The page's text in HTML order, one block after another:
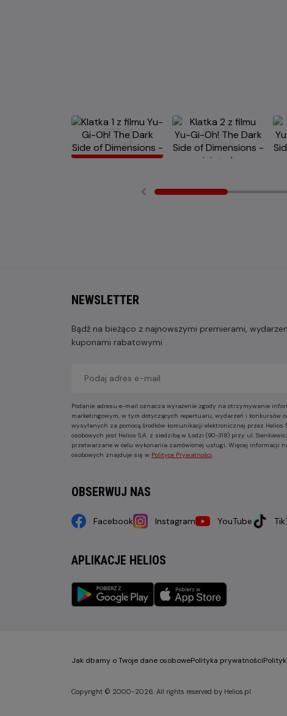
NEWSLETTER
Bądź na bieżąco z najnowszymi premierami,
kuponami rabatowymi
Podanie adresu e-mail oznacza wyrażenie zgody na otrzymywanie
marketingowym, w tym dotyczących repertuaru, wydarzeń i konkursów
wysyłanych za pomocą środków komunikacji elektronicznej przez Helios
osobowych jest Helios S.A. z siedzibą w Łodzi (90-318) przy ul.
przetwarzane w celu wykonania zamówionej usługi. Więcej informacji
osobowych znajduje się w Polityce Prywatności.
OBSERWUJ NAS
Facebook Instagram YouTube
APLIKACJE HELIOS
Jak dbamy o Twoje dane osobowePolityka prywatności
Copyright © 2000-2026. All rights reserved by Helios.pl